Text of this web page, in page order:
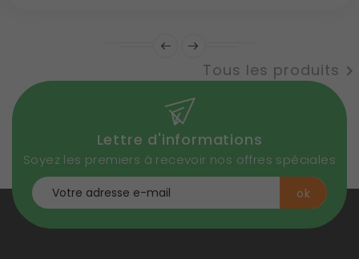
Tous les produits 
Lettre d'informations
Soyez les premiers à recevoir nos offres spéciales